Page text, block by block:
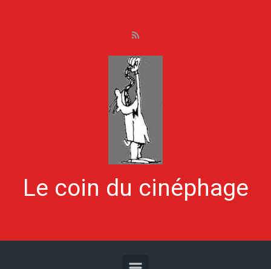
Le coin du cinéphage